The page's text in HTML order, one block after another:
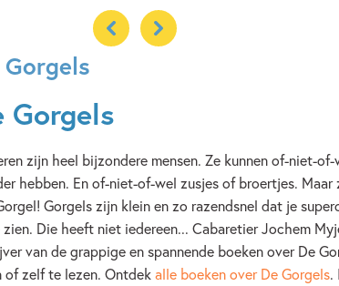
Gorgels
Gorgels
zijn heel bijzondere mensen. Ze kunnen of-niet-
hebben. En of-niet-of-wel zusjes of broertjes. Maar
Gorgels zijn klein en zo razendsnel dat je
Die heeft niet iedereen... Cabaretier Jochem
van de grappige en spannende boeken over De
of zelf te lezen. Ontdekalle boeken over De Gorgels.